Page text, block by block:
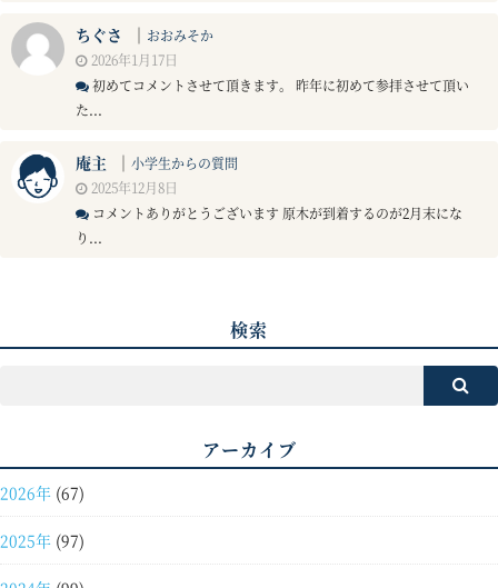
ちぐさ ｜ おおみそか
2026年1月17日
初めてコメントさせて頂きます。 昨年に初めて参拝させて頂い
た...
庵主 ｜ 小学生からの質問
2025年12月8日
コメントありがとうございます 原木が到着するのが2月末にな
り...
検索
アーカイブ
2026年 (67)
2025年 (97)